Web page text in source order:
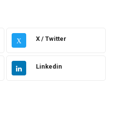
Giyim
Güzellik Bakım
X X / Twitter
Linkedin